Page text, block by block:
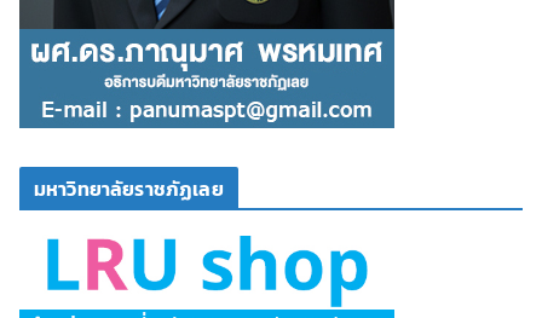
มหาวิทยาลัยราชภัฏเลย